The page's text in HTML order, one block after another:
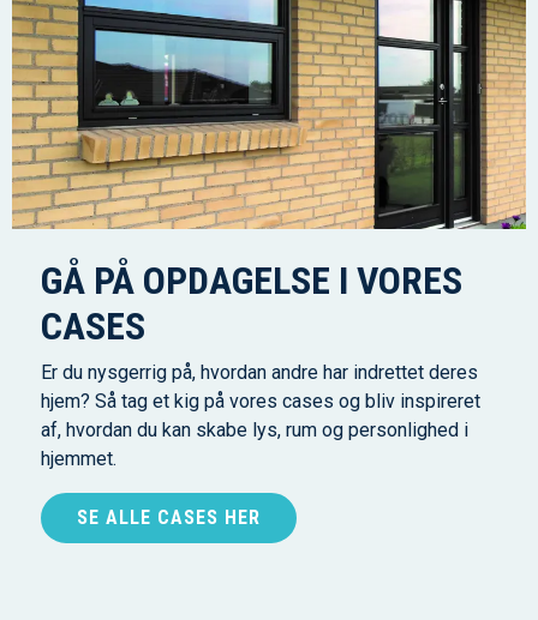
GÅ PÅ OPDAGELSE I VORES
CASES
Er du nysgerrig på, hvordan andre har indrettet deres
hjem? Så tag et kig på vores cases og bliv inspireret
af, hvordan du kan skabe lys, rum og personlighed i
hjemmet.
SE ALLE CASES HER